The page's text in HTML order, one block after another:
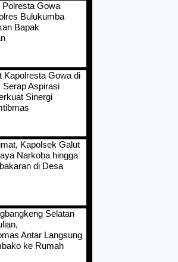
Polresta Gowa
Bulukumba
Bapak
Kapolresta Gowa di
Serap Aspirasi
Sinergi
Kapolsek Galut
Narkoba hingga
di Desa
Selatan
Antar Langsung
ke Rumah